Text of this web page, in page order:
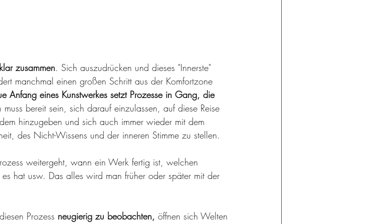
zusammen. Sich auszudrücken und dieses "Innerste"
manchmal einen großen Schritt aus der Komfortzone
Anfang eines Kunstwerkes setzt Prozesse in Gang, die
bereit sein, sich darauf einzulassen, auf diese Reise
hinzugeben und sich auch immer wieder mit dem
des Nicht-Wissens und der inneren Stimme zu stellen.
hat usw. Das alles wird man früher oder später mit der
Prozess neugierig zu beobachten, öffnen sich Welten